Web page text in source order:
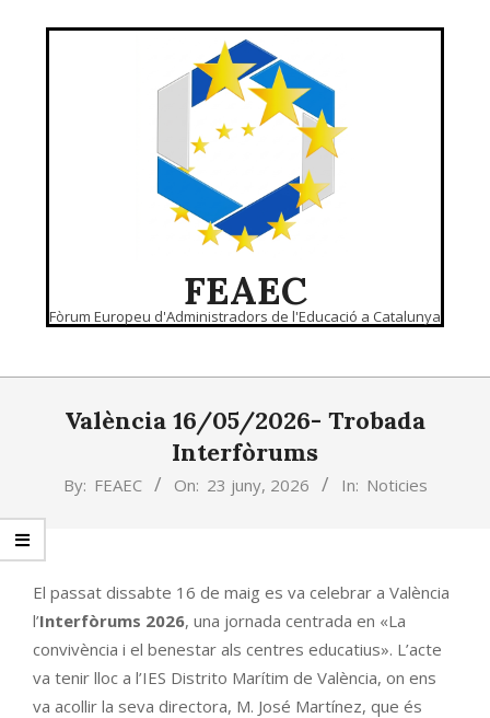
FEAEC
Fòrum Europeu d'Administradors de l'Educació a Catalunya
Primary
NavigationValència 16/05/2026- Trobada
Interfòrums
By: FEAEC On: 23 juny, 2026 In: Noticies
El passat dissabte 16 de maig es va celebrar a València
l’Interfòrums 2026, una jornada centrada en «La
convivència i el benestar als centres educatius». L’acte
va tenir lloc a l’IES Distrito Marítim de València, on ens
va acollir la seva directora, M. José Martínez, que és